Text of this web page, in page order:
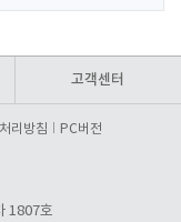
고객센터
리방침 PC버전
1807호